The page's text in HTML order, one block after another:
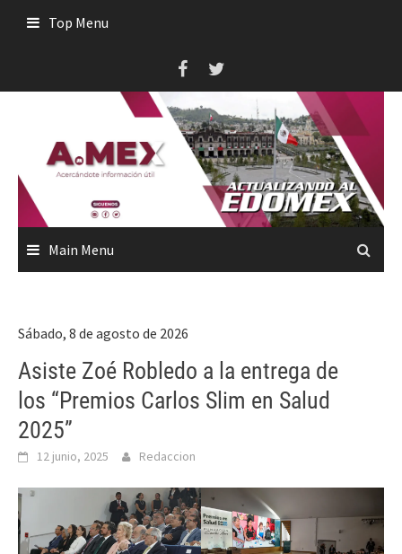
Top Menu
Main Menu
Sábado, 8 de agosto de 2026
Asiste Zoé Robledo a la entrega de
los “Premios Carlos Slim en Salud
2025”
12 junio, 2025 Redaccion